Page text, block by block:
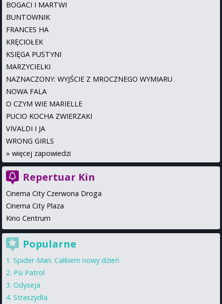
BOGACI I MARTWI
BUNTOWNIK
FRANCES HA
KRĘCIOŁEK
KSIĘGA PUSTYNI
MARZYCIELKI
NAZNACZONY: WYJŚCIE Z MROCZNEGO WYMIARU
NOWA FALA
O CZYM WIE MARIELLE
PUCIO KOCHA ZWIERZAKI
VIVALDI I JA
WRONG GIRLS
» więcej zapowiedzi
Repertuar Kin
Cinema City Czerwona Droga
Cinema City Plaza
Kino Centrum
Popularne
Spider-Man: Całkiem nowy dzień
Psi Patrol
Odyseja
Straszydła